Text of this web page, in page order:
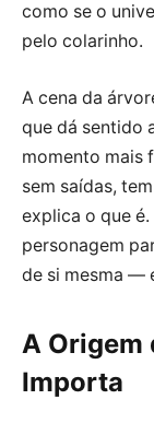
como se o
pelo colarinho.
A cena da
que dá sentido
momento mais
sem saídas,
explica o que
personagem
de si mesma —
A Origem
Importa